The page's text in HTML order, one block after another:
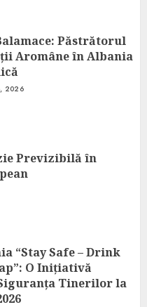
Păstrătorul
Aromâne în Albania
2026
Previzibilă în
“Stay Safe – Drink
O Inițiativă
Tinerilor la